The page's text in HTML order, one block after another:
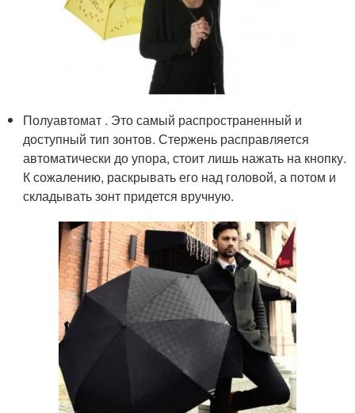
Полуавтомат . Это самый распространенный и
доступный тип зонтов. Стержень расправляется
автоматически до упора, стоит лишь нажать на кнопку.
К сожалению, раскрывать его над головой, а потом и
складывать зонт придется вручную.